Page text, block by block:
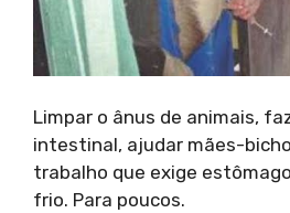
Limpar o ânus de animais,
intestinal, ajudar mães-
trabalho que exige
frio. Para poucos.